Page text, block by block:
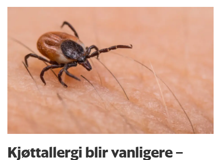
Kjøttallergi blir vanligere –